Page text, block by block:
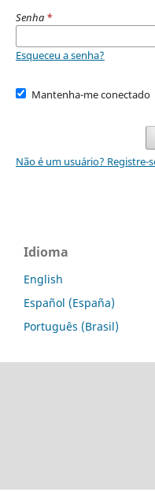
Senha *
Esqueceu a senha?
Mantenha-me conectado
Não é um usuário? Registre-
Idioma
English
Español (España)
Português (Brasil)